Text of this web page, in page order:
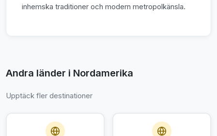
inhemska traditioner och modern metropolkänsla.
Andra länder i Nordamerika
Upptäck fler destinationer